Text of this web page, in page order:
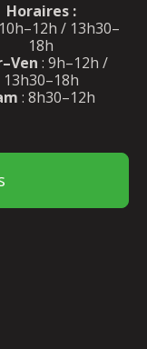
Horaires :
/ 13h30–
18h
: 9h–12h /
13h30–18h
: 8h30–12h